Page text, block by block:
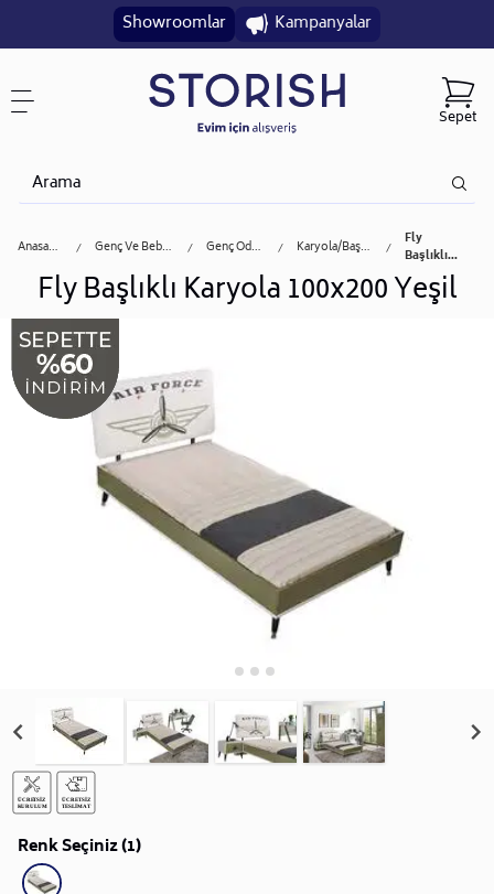
Showroomlar Kampanyalar
Sepet
Anasayfa Genç Ve Bebek Genç Odası Karyola/başlık
Fly
Başlıklı...
Fly Başlıklı Karyola 100x200 Yeşil
Renk Seçiniz (1)